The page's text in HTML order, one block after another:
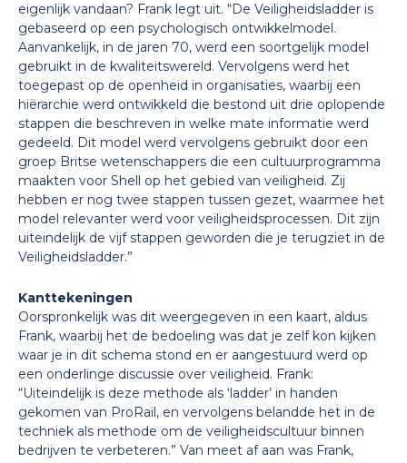
eigenlijk vandaan? Frank legt uit. “De Veiligheidsladder is
gebaseerd op een psychologisch ontwikkelmodel.
Aanvankelijk, in de jaren 70, werd een soortgelijk model
gebruikt in de kwaliteitswereld. Vervolgens werd het
toegepast op de openheid in organisaties, waarbij een
hiërarchie werd ontwikkeld die bestond uit drie oplopende
stappen die beschreven in welke mate informatie werd
gedeeld. Dit model werd vervolgens gebruikt door een
groep Britse wetenschappers die een cultuurprogramma
maakten voor Shell op het gebied van veiligheid. Zij
hebben er nog twee stappen tussen gezet, waarmee het
model relevanter werd voor veiligheidsprocessen. Dit zijn
uiteindelijk de vijf stappen geworden die je terugziet in de
Veiligheidsladder.”
Kanttekeningen
Oorspronkelijk was dit weergegeven in een kaart, aldus
Frank, waarbij het de bedoeling was dat je zelf kon kijken
waar je in dit schema stond en er aangestuurd werd op
een onderlinge discussie over veiligheid. Frank:
“Uiteindelijk is deze methode als ‘ladder’ in handen
gekomen van ProRail, en vervolgens belandde het in de
techniek als methode om de veiligheidscultuur binnen
bedrijven te verbeteren.” Van meet af aan was Frank,